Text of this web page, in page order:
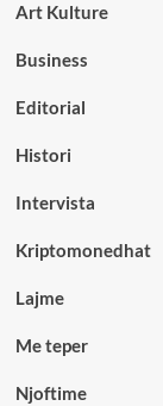
Art Kulture
Business
Editorial
Histori
Intervista
Kriptomonedhat
Lajme
Me teper
Njoftime